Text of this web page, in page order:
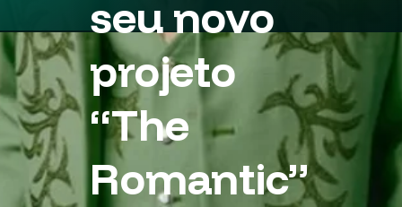
seu novo
projeto
“The
Romantic”